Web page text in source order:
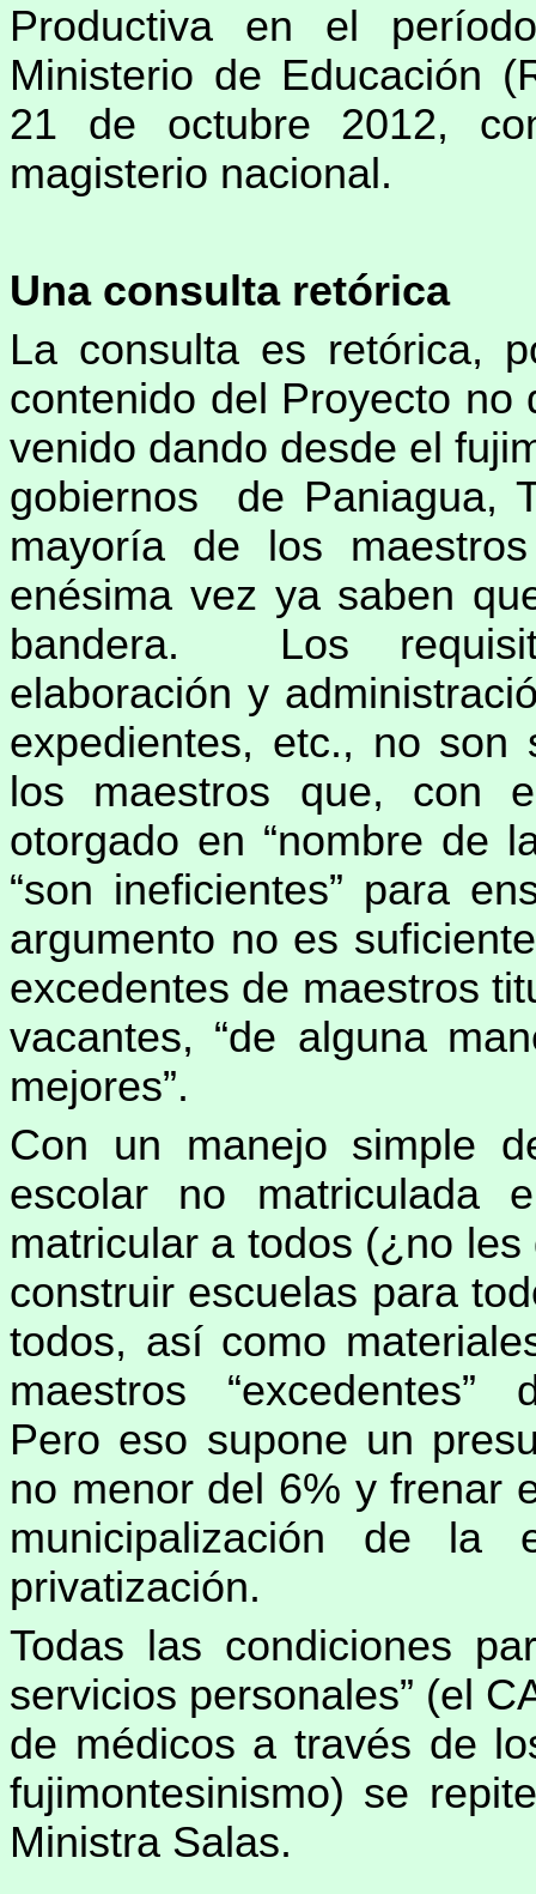
Productiva en el
Ministerio de Educación
21 de octubre 2012,
magisterio nacional.
Una consulta retórica
La consulta es retórica,
contenido del Proyecto
venido dando desde el
gobiernos de Paniagua,
mayoría de los
enésima vez ya saben
bandera. Los
elaboración y
expedientes, etc., no son
los maestros que, con
otorgado en “nombre de
“son ineficientes” para
argumento no es
excedentes de maestros
vacantes, “de alguna
mejores”.
Con un manejo simple
escolar no
matricular a todos (¿no les
construir escuelas para
todos, así como
maestros “excedentes”
Pero eso supone un
no menor del 6% y frenar
municipalización de la
privatización.
Todas las condiciones
servicios personales” (el
de médicos a través de
fujimontesinismo) se
Ministra Salas.